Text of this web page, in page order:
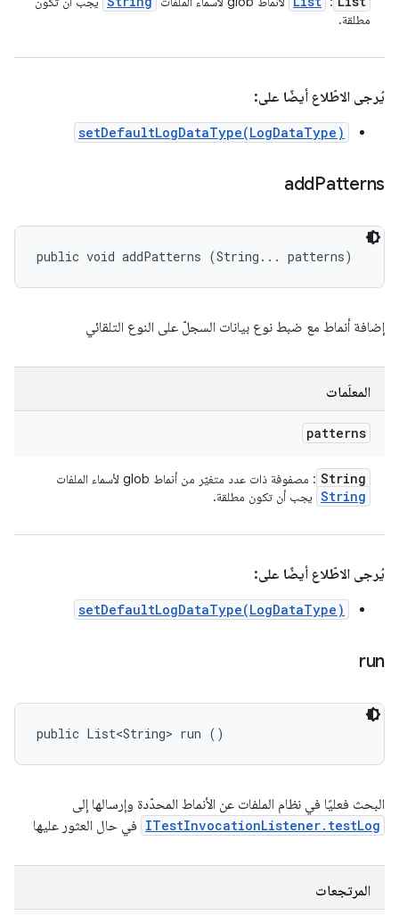
مطلقة.
يُرجى الاطّلاع أيضًا على:
setDefaultLogDataType(LogDataType)
addPatterns
public void addPatterns (String... patterns)
إضافة أنماط مع ضبط نوع بيانات السجلّ على النوع التلقائي
المعلَمات
patterns
String : مصفوفة ذات عدد متغيّر من أنماط glob لأسماء الملفات
String يجب أن تكون مطلقة.
يُرجى الاطّلاع أيضًا على:
setDefaultLogDataType(LogDataType)
run
public List<String> run ()
البحث فعليًا في نظام الملفات عن الأنماط المحدّدة وإرسالها إلى
ITestInvocationListener.testLog في حال العثور عليها
المرتجعات